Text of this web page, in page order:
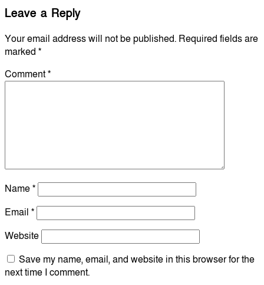
Leave a Reply
Your email address will not be published. Required fields are
marked *
Comment*
Name*
Email *
Website
Save my name, email, and website in this browser for the
next time I comment.